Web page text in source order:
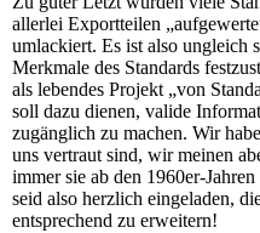
allerlei Exportteilen
umlackiert. Es ist also ungleich
Merkmale des Standards
als lebendes Projekt „von
soll dazu dienen, valide
zugänglich zu machen. Wir
uns vertraut sind, wir meinen
immer sie ab den 1960er-
seid also herzlich eingeladen,
entsprechend zu erweitern!